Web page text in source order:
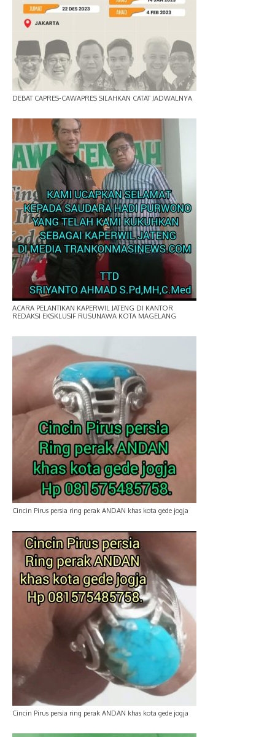
DEBAT CAPRES-CAWAPRES SILAHKAN CATAT JADWALNYA
ACARA PELANTIKAN KAPERWIL JATENG DI KANTOR
REDAKSI EKSKLUSIF RUSUNAWA KOTA MAGELANG
Cincin Pirus persia ring perak ANDAN khas kota gede jogja
Cincin Pirus persia ring perak ANDAN khas kota gede jogja